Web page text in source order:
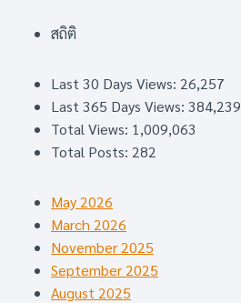
สถิติ
Last 30 Days Views: 26,257
Last 365 Days Views: 384,239
Total Views: 1,009,063
Total Posts: 282
May 2026
March 2026
November 2025
September 2025
August 2025